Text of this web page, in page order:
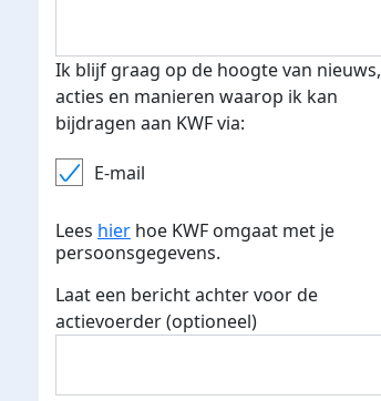
E-mails verstuurd
€500 euro opgehaald: t-shirt
verdiend
Ik blijf graag op de hoogte van nieuws,
acties en manieren waarop ik kan
bijdragen aan KWF via:
E-mail
Lees hier hoe KWF omgaat met je
persoonsgegevens.
Laat een bericht achter voor de
actievoerder (optioneel)